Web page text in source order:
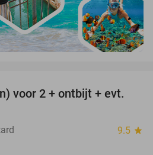
33%
voor 2 + ontbijt + evt.
9.5 star